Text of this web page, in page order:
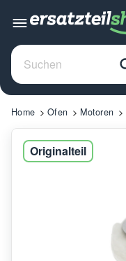
Home Ofen Motoren
Originalteil